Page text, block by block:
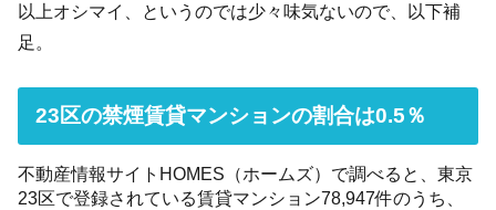
以上オシマイ、というのでは少々味気ないので、以下補
足。
23区の禁煙賃貸マンションの割合は0.5％
不動産情報サイトHOMES（ホームズ）で調べると、東京
23区で登録されている賃貸マンション78,947件のうち、